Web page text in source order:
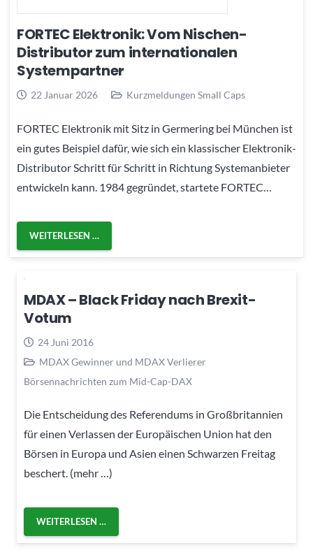
FORTEC Elektronik: Vom Nischen-
Distributor zum internationalen
Systempartner
22 Januar 2026 Kurzmeldungen Small Caps
FORTEC Elektronik mit Sitz in Germering bei München ist
ein gutes Beispiel dafür, wie sich ein klassischer Elektronik-
Distributor Schritt für Schritt in Richtung Systemanbieter
entwickeln kann. 1984 gegründet, startete FORTEC…
WEITERLESEN …
MDAX – Black Friday nach Brexit-
Votum
24 Juni 2016
MDAX Gewinner und MDAX Verlierer
Börsennachrichten zum Mid-Cap-DAX
Die Entscheidung des Referendums in Großbritannien
für einen Verlassen der Europäischen Union hat den
Börsen in Europa und Asien einen Schwarzen Freitag
beschert. (mehr …)
WEITERLESEN …